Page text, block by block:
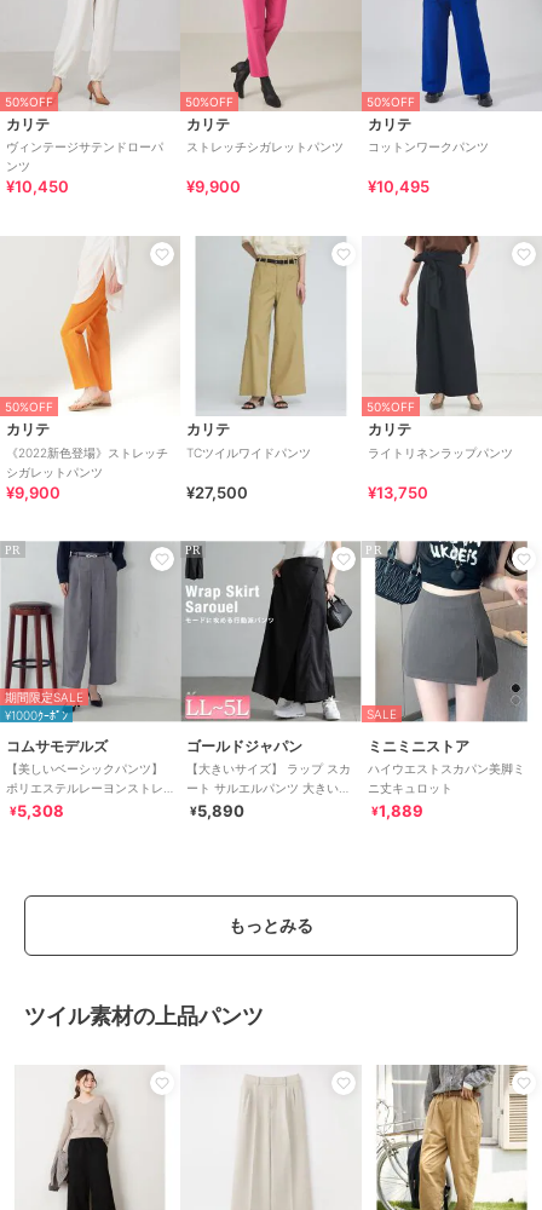
50%OFF
カリテ
ヴィンテージサテンドローパ
ンツ
¥10,450
50%OFF
カリテ
ストレッチシガレットパンツ
¥9,900
50%OFF
カリテ
コットンワークパンツ
¥10,495
50%OFF
カリテ
《2022新色登場》ストレッチ
シガレットパンツ
¥9,900
カリテ
TCツイルワイドパンツ
¥27,500
50%OFF
カリテ
ライトリネンラップパンツ
¥13,750
PR
期間限定SALE
¥1000ｸｰﾎﾟﾝ
コムサモデルズ
【美しいベーシックパンツ】
ポリエステルレーヨンストレ
ッチ ワイドパンツ
¥5,308
PR
ゴールドジャパン
【大きいサイズ】 ラップ スカ
ート サルエルパンツ 大きいサ
イズ レディース パンツ ズボン
¥5,890
PR
SALE
ミニミニストア
ハイウエストスカパン美脚ミ
ニ丈キュロット
¥1,889
もっとみる
ツイル素材の上品パンツ